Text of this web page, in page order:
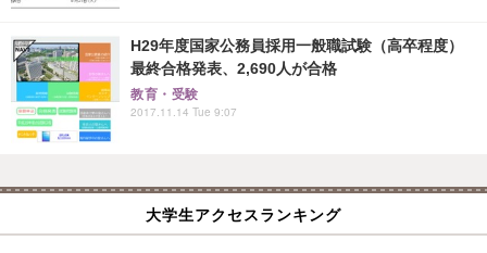
H29年度国家公務員採用一般職試験（高卒程度）
最終合格発表、2,690人が合格
教育・受験
2017.11.14 Tue 9:07
大学生アクセスランキング